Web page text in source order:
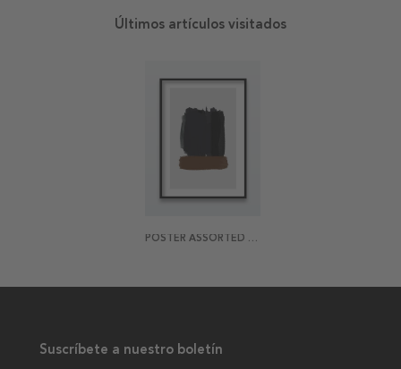
Últimos artículos visitados
POSTER ASSORTED ABSTRACTION 3
Suscríbete a nuestro boletín